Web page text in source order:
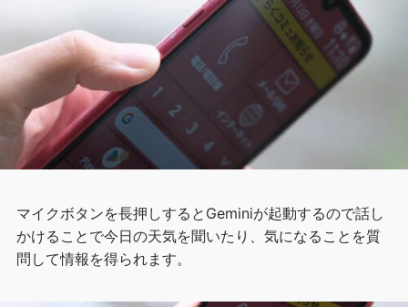
マイクボタンを長押しするとGeminiが起動するので話し
かけることで今日の天気を聞いたり、気になることを質
問して情報を得られます。